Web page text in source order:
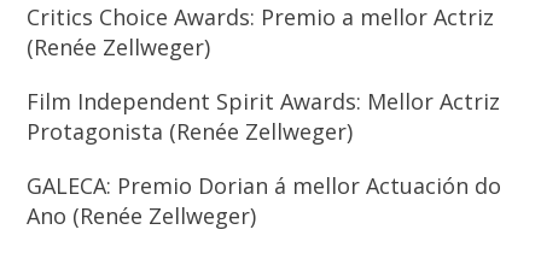
Critics Choice Awards: Premio a mellor Actriz
(Renée Zellweger)
Film Independent Spirit Awards: Mellor Actriz
Protagonista (Renée Zellweger)
GALECA: Premio Dorian á mellor Actuación do
Ano (Renée Zellweger)